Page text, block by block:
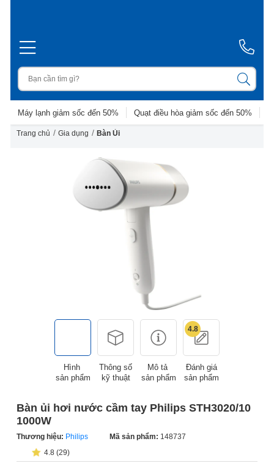
Máy lạnh giảm sốc đến 50% Quạt điều hòa giảm sốc đến 50%
Trang chủ / Gia dụng / Bàn Ủi
Hình
sản phẩm
Thông số
kỹ thuật
Mô tả
sản phẩm
4.8
Đánh giá
sản phẩm
Bàn ủi hơi nước cầm tay Philips STH3020/10
1000W
Thương hiệu: Philips Mã sản phẩm: 148737
4.8 (29)